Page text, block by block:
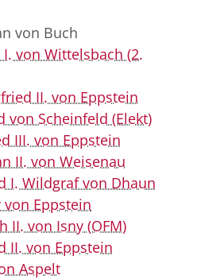
von Buch
von Wittelsbach (2.
II. von Eppstein
von Scheinfeld (Elekt)
III. von Eppstein
II. von Weisenau
I. Wildgraf von Dhaun
von Eppstein
II. von Isny (OFM)
II. von Eppstein
Aspelt